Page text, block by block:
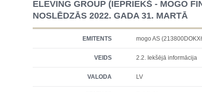
ELEVING GROUP (IEPRIEKŠ - MOGO
NOSLĒDZĀS 2022. GADA 31. MARTĀ
EMITENTS mogo AS
VEIDS 2.2. Iekšējā informācija
VALODA LV